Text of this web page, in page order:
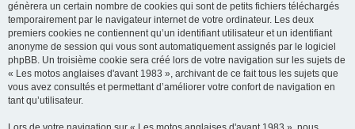
génèrera un certain nombre de cookies qui sont de petits fichiers téléchargés
temporairement par le navigateur internet de votre ordinateur. Les deux
premiers cookies ne contiennent qu’un identifiant utilisateur et un identifiant
anonyme de session qui vous sont automatiquement assignés par le logiciel
phpBB. Un troisième cookie sera créé lors de votre navigation sur les sujets de
« Les motos anglaises d'avant 1983 », archivant de ce fait tous les sujets que
vous avez consultés et permettant d’améliorer votre confort de navigation en
tant qu’utilisateur.